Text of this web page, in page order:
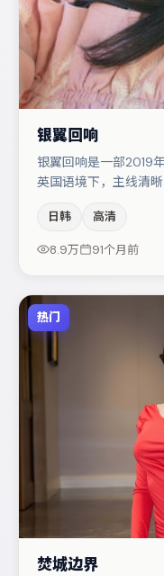
银翼回响
银翼回响是一部2019
英国语境下，主线清
主演阵容包括弗洛伦
机前后呼应，适合喜
日韩 高清
8.9万 91个月前
热门
焚城边界